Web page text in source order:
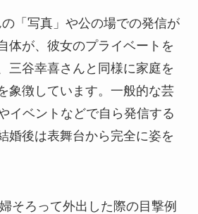
「写真」や公の場での発信が
体が、彼女のプライベートを
三谷幸喜さんと同様に家庭を
象徴しています。一般的な芸
イベントなどで自ら発信する
婚後は表舞台から完全に姿を
そろって外出した際の目撃例